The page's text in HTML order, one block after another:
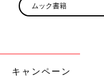
ムック書籍
キャンペーン